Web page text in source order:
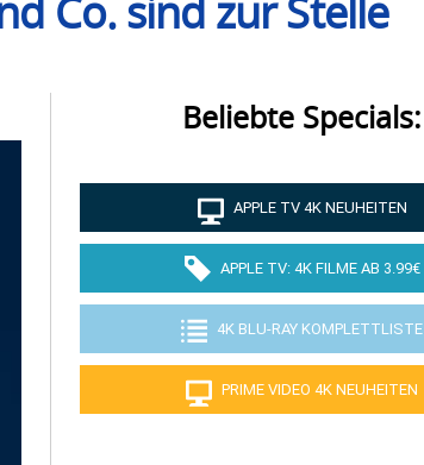
Co. sind zur Stelle
Beliebte Specials:
APPLE TV 4K NEUHEITEN
APPLE TV: 4K FILME AB 3.99€
4K BLU-RAY KOMPLETTLISTE
PRIME VIDEO 4K NEUHEITEN